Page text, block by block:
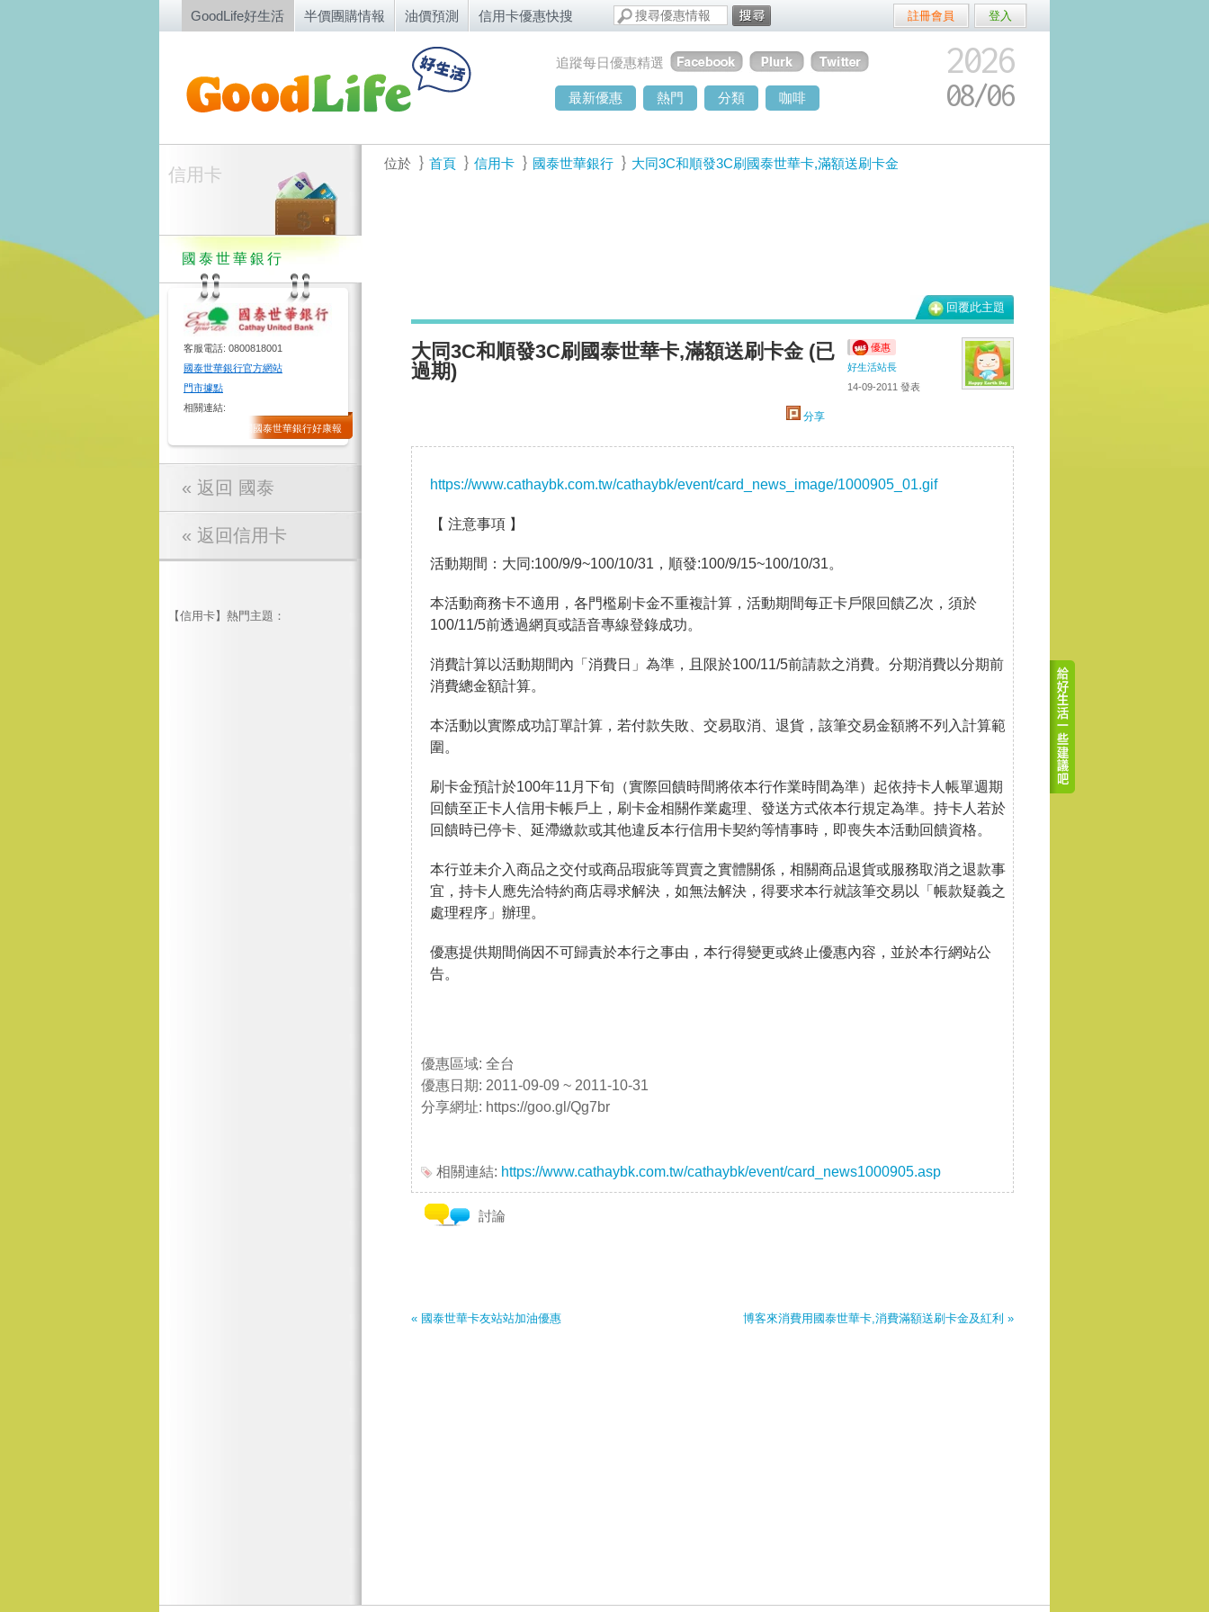
GoodLife好生活 半價團購情報 油價預測 信用卡優惠快搜 註冊會員 登入
追蹤每日優惠精選 2026
08/06
最新優惠 熱門 分類 咖啡
信用卡
國泰世華銀行
客服電話: 0800818001
國泰世華銀行官方網站
門市據點
相關連結:
訂閱國泰世華銀行好康報
« 返回 國泰
« 返回信用卡
【信用卡】熱門主題：
位於 首頁 信用卡 國泰世華銀行 大同3C和順發3C刷國泰世華卡,滿額送刷卡金
回覆此主題
大同3C和順發3C刷國泰世華卡,滿額送刷卡金 (已
過期)
優惠
好生活站長
14-09-2011 發表
分享
https://www.cathaybk.com.tw/cathaybk/event/card_news_image/1000905_01.gif
【 注意事項 】
活動期間：大同:100/9/9~100/10/31，順發:100/9/15~100/10/31。
本活動商務卡不適用，各門檻刷卡金不重複計算，活動期間每正卡戶限回饋乙次，須於
100/11/5前透過網頁或語音專線登錄成功。
消費計算以活動期間內「消費日」為準，且限於100/11/5前請款之消費。分期消費以分期前
消費總金額計算。
本活動以實際成功訂單計算，若付款失敗、交易取消、退貨，該筆交易金額將不列入計算範
圍。
刷卡金預計於100年11月下旬（實際回饋時間將依本行作業時間為準）起依持卡人帳單週期
回饋至正卡人信用卡帳戶上，刷卡金相關作業處理、發送方式依本行規定為準。持卡人若於
回饋時已停卡、延滯繳款或其他違反本行信用卡契約等情事時，即喪失本活動回饋資格。
本行並未介入商品之交付或商品瑕疵等買賣之實體關係，相關商品退貨或服務取消之退款事
宜，持卡人應先洽特約商店尋求解決，如無法解決，得要求本行就該筆交易以「帳款疑義之
處理程序」辦理。
優惠提供期間倘因不可歸責於本行之事由，本行得變更或終止優惠內容，並於本行網站公
告。
優惠區域: 全台
優惠日期: 2011-09-09 ~ 2011-10-31
分享網址: https://goo.gl/Qg7br
相關連結: https://www.cathaybk.com.tw/cathaybk/event/card_news1000905.asp
討論
« 國泰世華卡友站站加油優惠 博客來消費用國泰世華卡,消費滿額送刷卡金及紅利 »